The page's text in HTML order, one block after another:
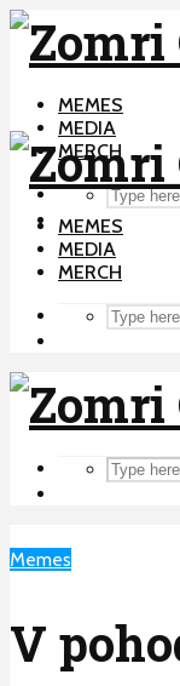
MEMES
MEDIA
MERCH
MEMES
MEDIA
MERCH
Memes
V